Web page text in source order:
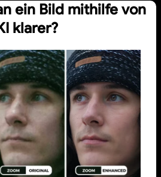
ein Bild mithilfe von
klarer?